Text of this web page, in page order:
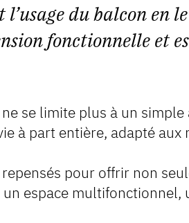
du balcon en
fonctionnelle et
se limite plus à un
à part entière, adapté aux
pour offrir non
espace